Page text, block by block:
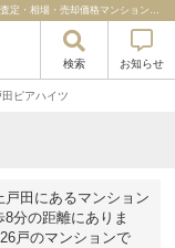
コスモ戸田ピアハイツ (戸田駅から徒歩8分)の購入・売り物件、売却査定・相場・売却価格マンション情報｜センチュリー２１ベストパートナー
検索 お知らせ
田ピアハイツ
田にあるマンション
分の距離にありま
戸のマンションで